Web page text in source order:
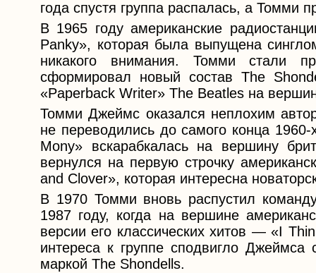
года спустя группа распалась, а Томми
В 1965 году американские
Panky», которая была выпущена
никакого внимания. Томми стали
сформировал новый состав The
«Paperback Writer» The Beatles на
Томми Джеймс оказался неплохим
не переводились до самого конца
Mony» вскарабкалась на вершину
вернулся на первую строчку
and Clover», которая интересна
В 1970 Томми вновь распустил
1987 году, когда на вершине
версии его классических хитов — «I
интереса к группе сподвигло
маркой The Shondells.